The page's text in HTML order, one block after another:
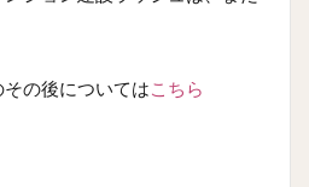
の後についてはこちら